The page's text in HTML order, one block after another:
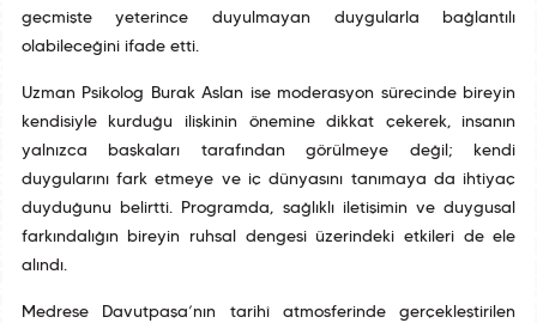
geçmişte yeterince duyulmayan duygularla bağlantılı
olabileceğini ifade etti.
Uzman Psikolog Burak Aslan ise moderasyon sürecinde bireyin
kendisiyle kurduğu ilişkinin önemine dikkat çekerek, insanın
yalnızca başkaları tarafından görülmeye değil; kendi
duygularını fark etmeye ve iç dünyasını tanımaya da ihtiyaç
duyduğunu belirtti. Programda, sağlıklı iletişimin ve duygusal
farkındalığın bireyin ruhsal dengesi üzerindeki etkileri de ele
alındı.
Medrese Davutpaşa’nın tarihî atmosferinde gerçekleştirilen